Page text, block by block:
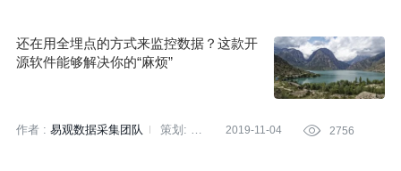
还在用全埋点的方式来监控数据？这款开
源软件能够解决你的“麻烦”
作者 : 易观数据采集团队
策划:
2019-11-04  2756